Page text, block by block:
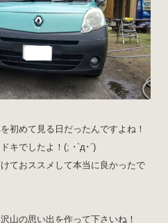
初めて見る日だったんですよね！
キでしたよ！(; ･`д･´)
ておススメして本当に良かったで
山の思い出を作って下さいね！